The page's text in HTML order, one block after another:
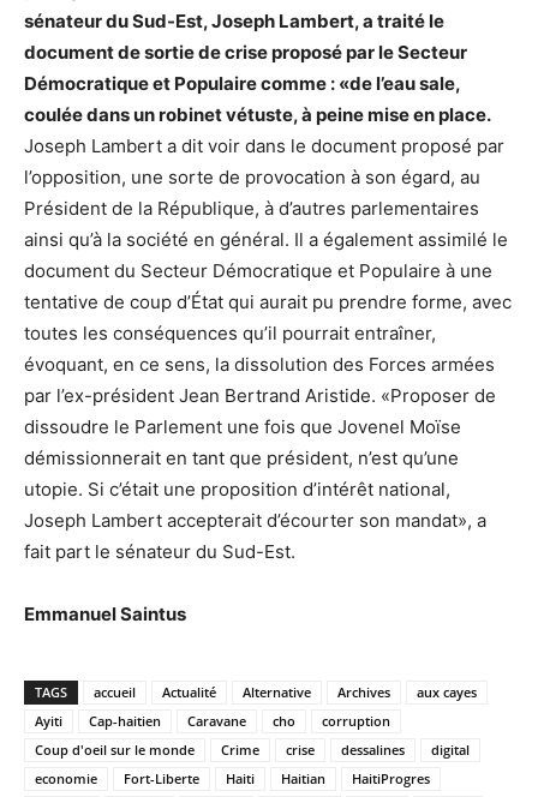
sénateur du Sud-Est, Joseph Lambert, a traité le
document de sortie de crise proposé par le Secteur
Démocratique et Populaire comme : «de l’eau sale,
coulée dans un robinet vétuste, à peine mise en place.
Joseph Lambert a dit voir dans le document proposé par
l’opposition, une sorte de provocation à son égard, au
Président de la République, à d’autres parlementaires
ainsi qu’à la société en général. Il a également assimilé le
document du Secteur Démocratique et Populaire à une
tentative de coup d’État qui aurait pu prendre forme, avec
toutes les conséquences qu’il pourrait entraîner,
évoquant, en ce sens, la dissolution des Forces armées
par l’ex-président Jean Bertrand Aristide. «Proposer de
dissoudre le Parlement une fois que Jovenel Moïse
démissionnerait en tant que président, n’est qu’une
utopie. Si c’était une proposition d’intérêt national,
Joseph Lambert accepterait d’écourter son mandat», a
fait part le sénateur du Sud-Est.
Emmanuel Saintus
TAGS accueil Actualité Alternative Archives
aux cayes
Ayiti
Cap-haitien Caravane cho
corruption
Coup d'oeil sur le monde
Crime crise dessalines
digital
economie
Fort-Liberte Haiti Haitian
HaitiProgres